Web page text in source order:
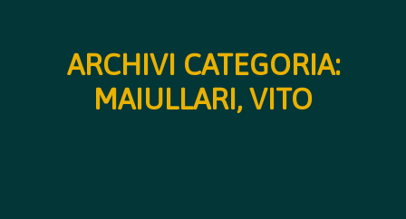
ARCHIVI CATEGORIA:
MAIULLARI, VITO